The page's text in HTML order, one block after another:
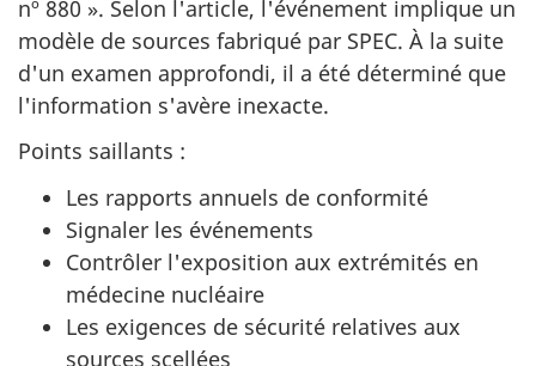
nº 880 ». Selon l'article, l'événement implique un
modèle de sources fabriqué par SPEC. À la suite
d'un examen approfondi, il a été déterminé que
l'information s'avère inexacte.
Points saillants :
Les rapports annuels de conformité
Signaler les événements
Contrôler l'exposition aux extrémités en
médecine nucléaire
Les exigences de sécurité relatives aux
sources scellées